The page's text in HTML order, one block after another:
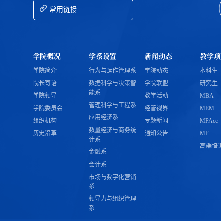
常用链接
学院概况
学院简介
院长寄语
学院领导
学院委员会
组织机构
历史沿革
学系设置
行为与运作管理系
数据科学与决策智
能系
管理科学与工程系
应用经济系
数量经济与商务统
计系
金融系
会计系
市场与数字化营销
系
领导力与组织管理
系
新闻动态
学院动态
学院联盟
教学活动
经管视界
专题新闻
通知公告
教学
本科生
研究生
MBA
MEM
MPAcc
MF
高端培